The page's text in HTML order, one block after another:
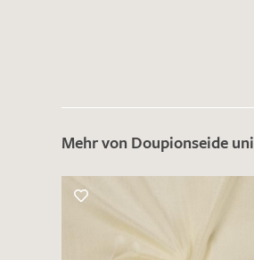
Mehr von Doupionseide uni